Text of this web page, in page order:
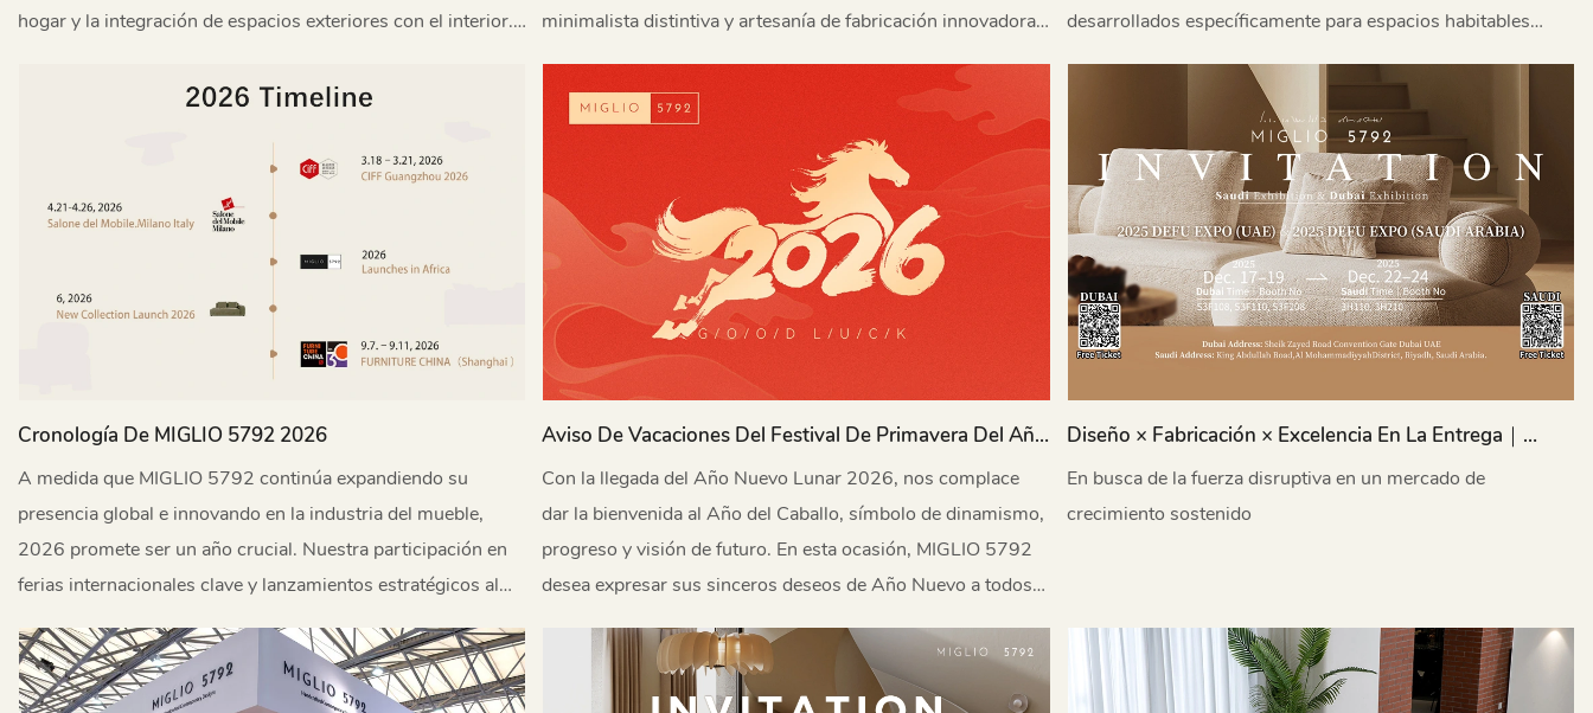
hogar y la integración de espacios exteriores con el interior.
minimalista distintiva y artesanía de fabricación innovadora.
original y soluciones de servicio integrales, logramos
resultados excepcionales.
desarrollados específicamente para espacios habitables
Cronología De MIGLIO 5792 2026
A medida que MIGLIO 5792 continúa expandiendo su
presencia global e innovando en la industria del mueble,
2026 promete ser un año crucial. Nuestra participación en
ferias internacionales clave y lanzamientos estratégicos al
excelencia en el diseño y el fomento de colaboraciones a
largo plazo en todo el mundo. A continuación, se presenta
Aviso De Vacaciones Del Festival De Primavera Del Año
Del Caballo 2026
Con la llegada del Año Nuevo Lunar 2026, nos complace
dar la bienvenida al Año del Caballo, símbolo de dinamismo,
progreso y visión de futuro. En esta ocasión, MIGLIO 5792
desea expresar sus sinceros deseos de Año Nuevo a todos
que nos han apoyado y colaborado.
Diseño × Fabricación × Excelencia En La Entrega｜
MIGLIO 5792 Hace Su Gran Debut En DEFU EXPO
Dubai Y Riad 2025
En busca de la fuerza disruptiva en un mercado de
crecimiento sostenido